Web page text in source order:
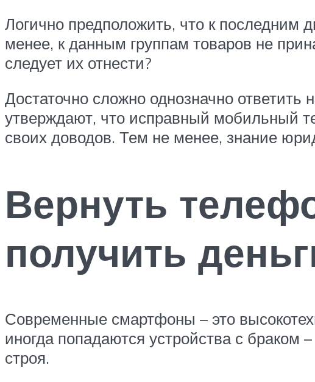
Логично предположить, что к последним
менее, к данным группам товаров не
следует их отнести?
Достаточно сложно однозначно
утверждают, что исправный мобильный
своих доводов. Тем не менее, знание
Вернуть
получить
Современные смартфоны – это
иногда попадаются устройства с браком
строя.